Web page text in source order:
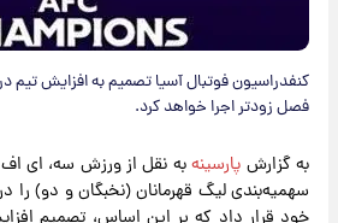
کنفدراسیون فوتبال آسیا تصمیم به افزایش تیم
فصل زودتر اجرا خواهد کرد.
به گزارش پارسینهبه نقل از ورزش سه، ای
سهمیه‌بندی لیگ قهرمانان (نخبگان و دو) را